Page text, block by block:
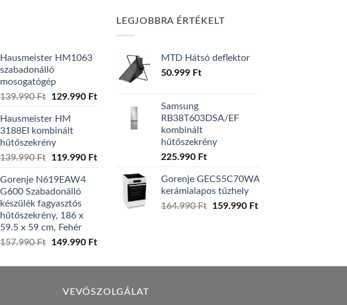
Hausmeister HM1063
szabadonálló
mosogatógép
139.990Ft
Original
was:
139.990 Ft.
129.990 FtCurrent
Hausmeister HM
3188EI kombinált
hűtőszekrény
139.990Ft
Original
was:
139.990 Ft.
119.990 FtCurrent
119.990 Ft.
Gorenje N619EAW4
G600 Szabadonálló
készülék fagyasztós
hűtőszekrény, 186 x
59.5 x 59 cm, Fehér
157.990Ft
Original
was:
149.990 FtCurrent
is:
LEGJOBBRA ÉRTÉKELT
MTD Hátsó deflektor
50.999 Ft
Samsung
RB38T603DSA/EF
kombinált
hűtőszekrény
225.990 Ft
Gorenje GECS5C70WA
kerámialapos tűzhely
164.990Ft
Original
159.990 FtCurrent
VEVŐSZOLGÁLAT